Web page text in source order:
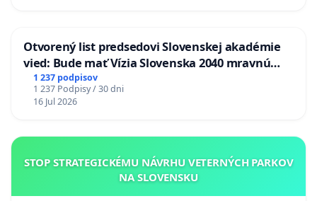
Otvorený list predsedovi Slovenskej akadémie
vied: Bude mať Vízia Slovenska 2040 mravnú
chrbticu?
1 237 podpisov
1 237 Podpisy / 30 dni
16 Jul 2026
STOP STRATEGICKÉMU NÁVRHU VETERNÝCH PARKOV
NA SLOVENSKU